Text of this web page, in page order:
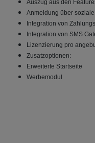
Auszug aus den
Anmeldung über
Integration von
Integration von SMS
Lizenzierung pro
Zusatzoptionen:
Erweiterte Startseite
Werbemodul